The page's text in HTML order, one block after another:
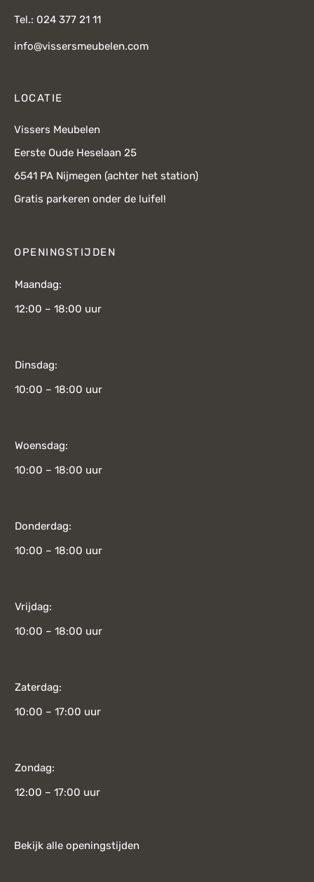
Tel.: 024 377 21 11
info@vissersmeubelen.com
LOCATIE
Vissers Meubelen
Eerste Oude Heselaan 25
6541 PA Nijmegen (achter het station)
Gratis parkeren onder de luifel!
OPENINGSTIJDEN
Maandag:
12:00 – 18:00 uur
Dinsdag:
10:00 – 18:00 uur
Woensdag:
10:00 – 18:00 uur
Donderdag:
10:00 – 18:00 uur
Vrijdag:
10:00 – 18:00 uur
Zaterdag:
10:00 – 17:00 uur
Zondag:
12:00 – 17:00 uur
Bekijk alle openingstijden